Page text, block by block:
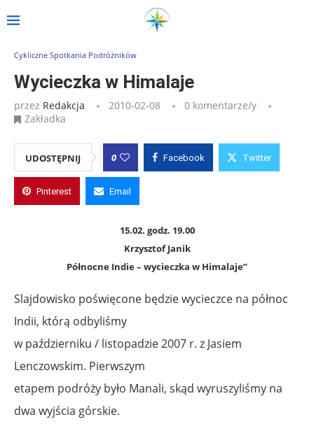
Strona główna Wycieczka w Himalaje
Cykliczne Spotkania Podróżników
Wycieczka w Himalaje
przez Redakcja 2010-02-08
0 komentarze/y
Zakładka
UDOSTĘPNIJ 0 Facebook Twitter
Pinterest Email
15.02. godz. 19.00
Krzysztof Janik
Północne Indie – wycieczka w Himalaje”
Slajdowisko poświęcone będzie wycieczce na północ
Indii, którą odbyliśmy
w październiku / listopadzie 2007 r. z Jasiem
Lenczowskim. Pierwszym
etapem podróży było Manali, skąd wyruszyliśmy na
dwa wyjścia górskie.